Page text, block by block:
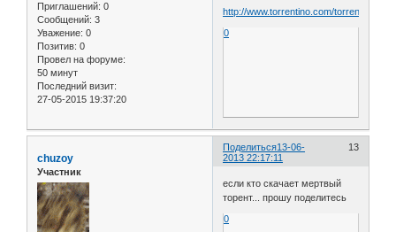
Приглашений: 0
Сообщений: 3
Уважение: 0
Позитив: 0
Провел на форуме:
50 минут
Последний визит:
27-05-2015 19:37:20
http://www.torrentino.com/torrents/
0
Поделиться 13
13-06-
2013 22:17:11
chuzoy
Участник
если кто скачает мертвый
торент... прошу поделитесь
0